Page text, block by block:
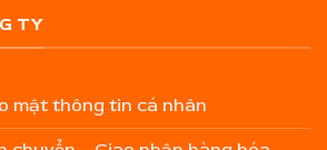
TY
mật thông tin cá nhân